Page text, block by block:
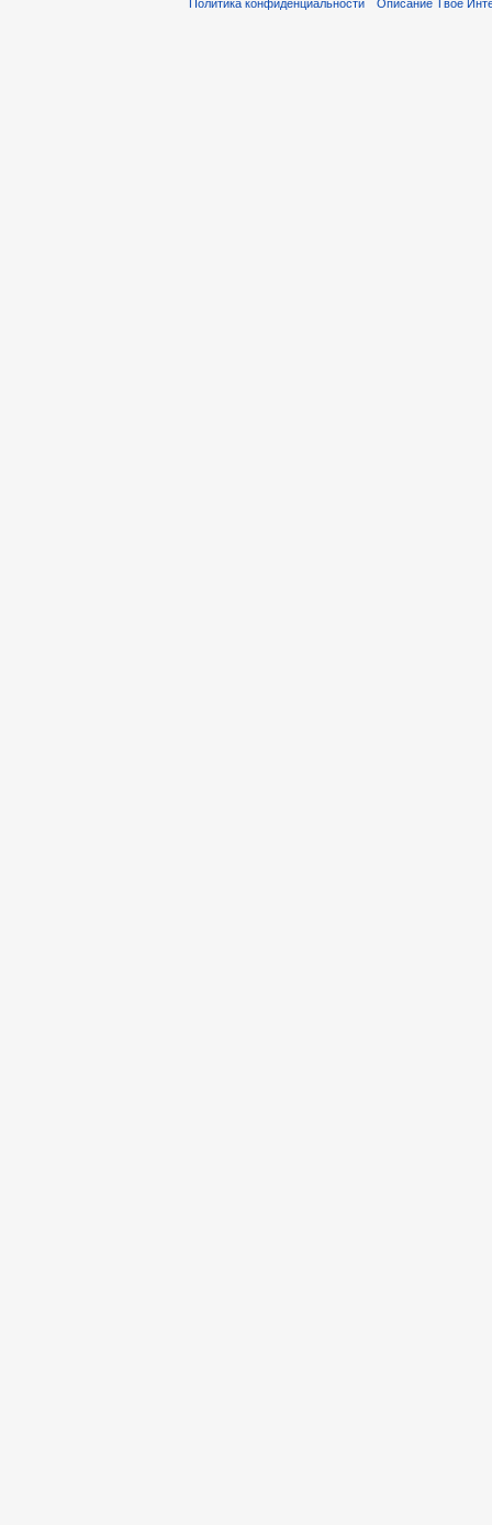
Политика конфиденциальности Описание Твое